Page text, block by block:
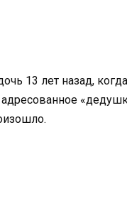
13 лет назад,